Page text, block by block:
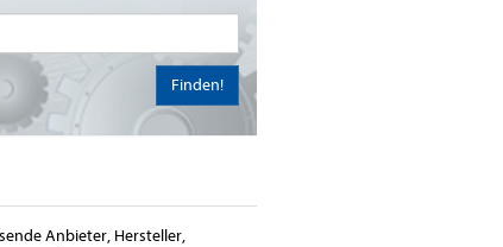
Finden!
Anbieter, Hersteller,